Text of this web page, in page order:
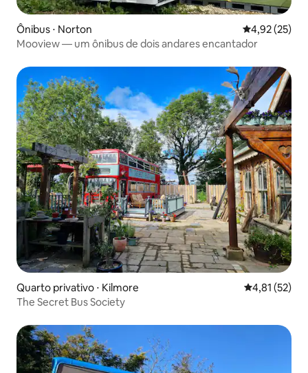
Ônibus ⋅ Norton 4,92 de uma
4,92 (25)
Mooview — um ônibus de dois andares encantador
Quarto privativo ⋅ Kilmore 4,81 de uma
4,81 (52)
The Secret Bus Society